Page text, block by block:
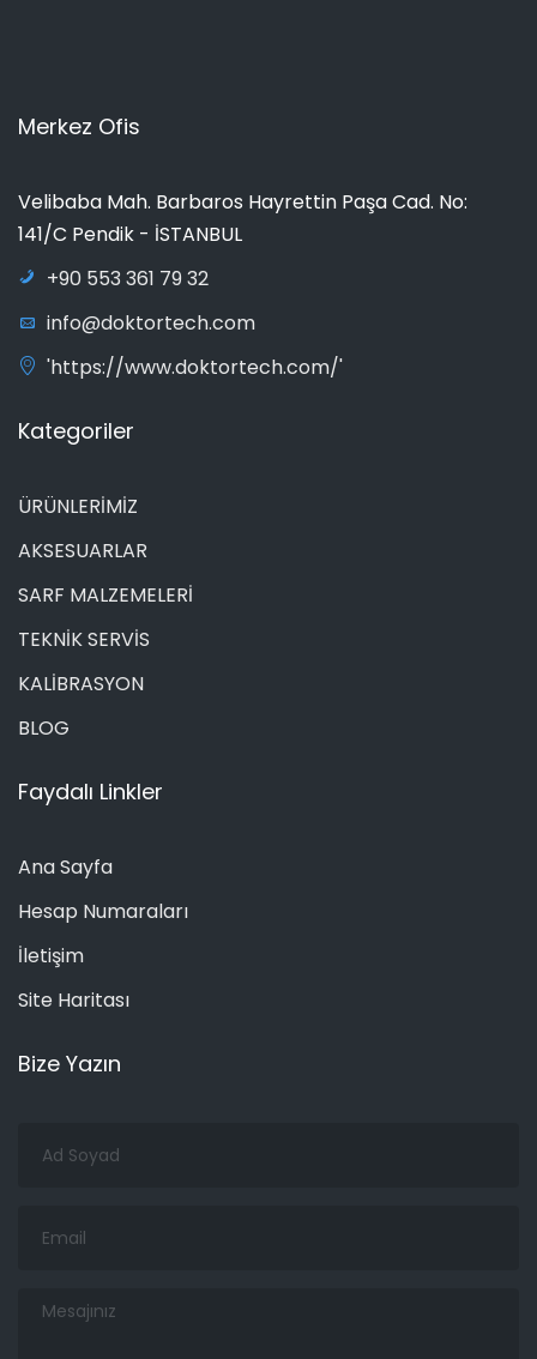
Merkez Ofis
Velibaba Mah. Barbaros Hayrettin Paşa Cad. No:
141/C Pendik - İSTANBUL
+90 553 361 79 32
info@doktortech.com
'https://www.doktortech.com/'
Kategoriler
ÜRÜNLERİMİZ
AKSESUARLAR
SARF MALZEMELERİ
TEKNİK SERVİS
KALİBRASYON
BLOG
Faydalı Linkler
Ana Sayfa
Hesap Numaraları
İletişim
Site Haritası
Bize Yazın
Soyad
Mesajınız